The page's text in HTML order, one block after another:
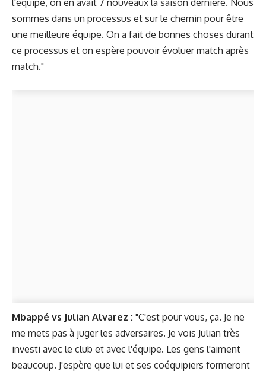
l'équipe, on en avait 7 nouveaux la saison dernière. Nous
sommes dans un processus et sur le chemin pour être
une meilleure équipe. On a fait de bonnes choses durant
ce processus et on espère pouvoir évoluer match après
match."
Mbappé vs Julian Alvarez : "C'est pour vous, ça. Je ne
me mets pas à juger les adversaires. Je vois Julian très
investi avec le club et avec l'équipe. Les gens l'aiment
beaucoup. J'espère que lui et ses coéquipiers formeront